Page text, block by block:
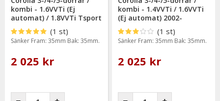
kombi - 1.6VVTi (Ej
automat) / 1.8VVTi Tsport
2002- (35/35mm)
(1 st)
Sänker Fram: 35mm Bak: 35mm.
2 025 kr
kombi - 1.4VVTi / 1.6VVTi
(Ej automat) 2002-
(35/35mm)
(1 st)
Sänker Fram: 35mm Bak: 35mm.
2 025 kr